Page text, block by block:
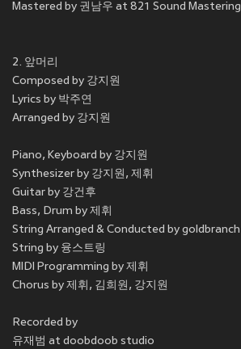
Mastered by 권남우 at 821 Sound Mastering
2. 앞머리
Composed by 강지원
Lyrics by 박주연
Arranged by 강지원
Piano, Keyboard by 강지원
Synthesizer by 강지원, 제휘
Guitar by 강건후
Bass, Drum by 제휘
String Arranged & Conducted by goldbranch
String by 융스트링
MIDI Programming by 제휘
Chorus by 제휘, 김희원, 강지원
Recorded by
유재범 at doobdoob studio